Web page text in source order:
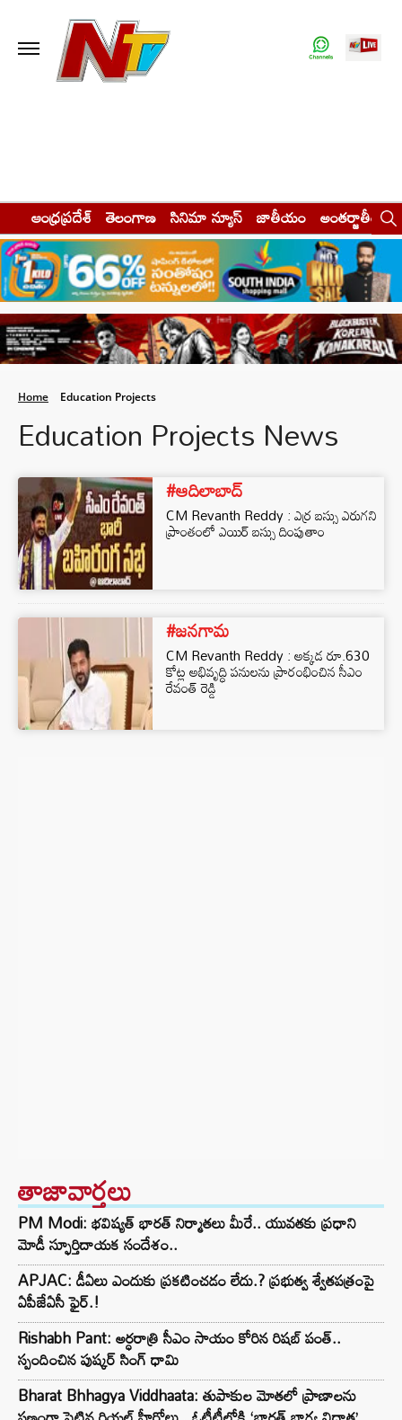
ఆంధ్రప్రదేశ్ తెలంగాణ సినిమా న్యూస్ జాతీయం అంతర్జాతీయం
Home Education Projects
Education Projects News
#ఆదిలాబాద్
CM Revanth Reddy : ఎర్ర బస్సు ఎరుగని
ప్రాంతంలో ఎయిర్ బస్సు దింపుతాం
#జనగామ
CM Revanth Reddy : అక్కడ రూ.630
కోట్ల అభివృద్ధి పనులను ప్రారంభించిన సీఎం
రేవంత్ రెడ్డి
తాజావార్తలు
PM Modi: భవిష్యత్ భారత్ నిర్మాతలు మీరే.. యువతకు ప్రధాని
మోడీ స్ఫూర్తిదాయక సందేశం..
APJAC: డీఏలు ఎందుకు ప్రకటించడం లేదు.? ప్రభుత్వ శ్వేతపత్రంపై
ఏపీజేఏసీ ఫైర్.!
Rishabh Pant: అర్ధరాత్రి సీఎం సాయం కోరిన రిషబ్ పంత్..
స్పందించిన పుష్కర్ సింగ్ ధామి
Bharat Bhhagya Viddhaata: తుపాకుల మోతలో ప్రాణాలను